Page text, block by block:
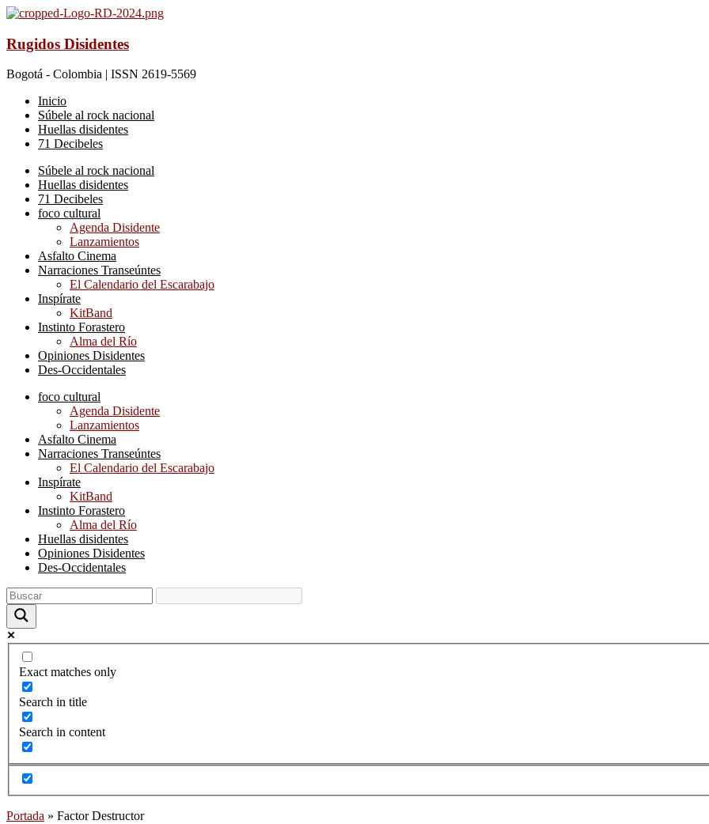
Rugidos Disidentes
Bogotá - Colombia | ISSN 2619-5569
Inicio
Súbele al rock nacional
Huellas disidentes
71 Decibeles
Súbele al rock nacional
Huellas disidentes
71 Decibeles
foco cultural
Agenda Disidente
Lanzamientos
Asfalto Cinema
Narraciones Transeúntes
El Calendario del Escarabajo
Inspírate
KitBand
Instinto Forastero
Alma del Río
Opiniones Disidentes
Des-Occidentales
foco cultural
Agenda Disidente
Lanzamientos
Asfalto Cinema
Narraciones Transeúntes
El Calendario del Escarabajo
Inspírate
KitBand
Instinto Forastero
Alma del Río
Huellas disidentes
Opiniones Disidentes
Des-Occidentales
Exact matches only
Search in title
Search in content
Portada » Factor Destructor